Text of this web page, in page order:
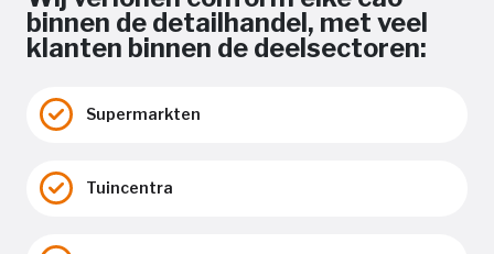
binnen de detailhandel, met veel
klanten binnen de deelsectoren:
Supermarkten
Tuincentra